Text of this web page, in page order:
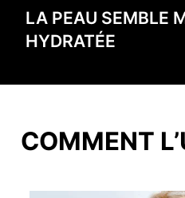
LA PEAU SEMBLE
HYDRATÉE
COMMENT